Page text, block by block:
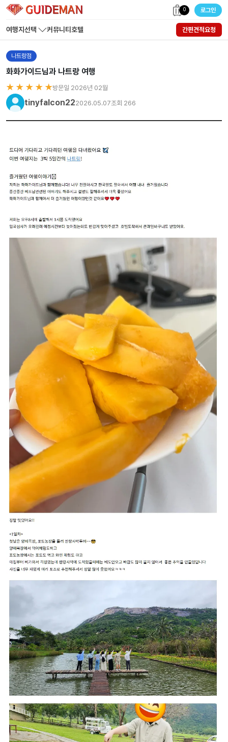
0 로그인
여행지선택 커뮤니티 호텔 간편견적요청
나트랑점
화화가이드님과 나트랑 여행
★ ★ ★ ★ ★방문일 2026년 02월
tinyfalcon222026.05.07조회 266